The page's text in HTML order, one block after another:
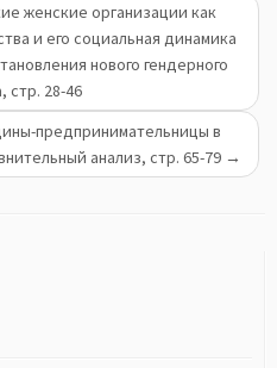
женские организации как
и его социальная динамика
нового гендерного
стр. 28-46
предпринимательницы в
анализ, стр. 65-79 →